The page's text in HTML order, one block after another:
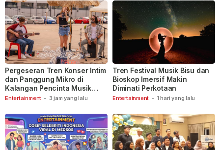
Entertainment - 3 jam yang lalu
Pergeseran Tren Konser Intim
dan Panggung Mikro di
Kalangan Pencinta Musik
Indonesia
Entertainment - 1 hari yang lalu
Tren Festival Musik Bisu dan
Bioskop Imersif Makin
Diminati Perkotaan